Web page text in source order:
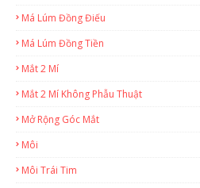
Má Lúm Đồng Điếu
Má Lúm Đồng Tiền
Mắt 2 Mí
Mắt 2 Mí Không Phẫu Thuật
Mở Rộng Góc Mắt
Môi
Môi Trái Tim